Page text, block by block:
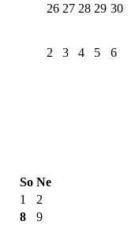
26 27 28 29 30
2 3 4 5 6
So Ne
1
2
8 9